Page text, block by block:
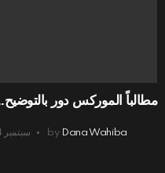
مطالباً الموركس دور
by Dana Wahiba سبتمبر 14, 2023, 2:47 م